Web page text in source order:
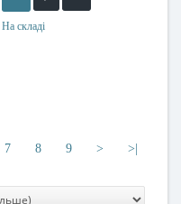
На складі
7 8 9 > >|